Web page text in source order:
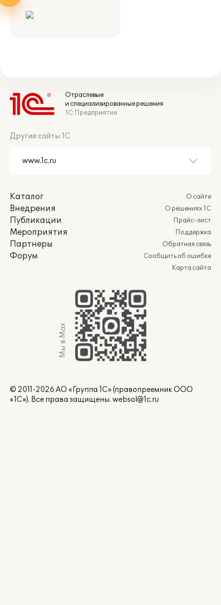
Отраслевые
и специализированные решения
1С:Предприятие
Другие сайты 1С
Каталог
Внедрения
Публикации
Мероприятия
Партнеры
Форум
О сайте
О решениях 1С
Прайс-лист
Поддержка
Обратная связь
Сообщить об ошибке
Карта сайта
Мы в Max
© 2011-2026 АО «Группа 1С» (правопреемник ООО
«1С»). Все права защищены. websol@1c.ru